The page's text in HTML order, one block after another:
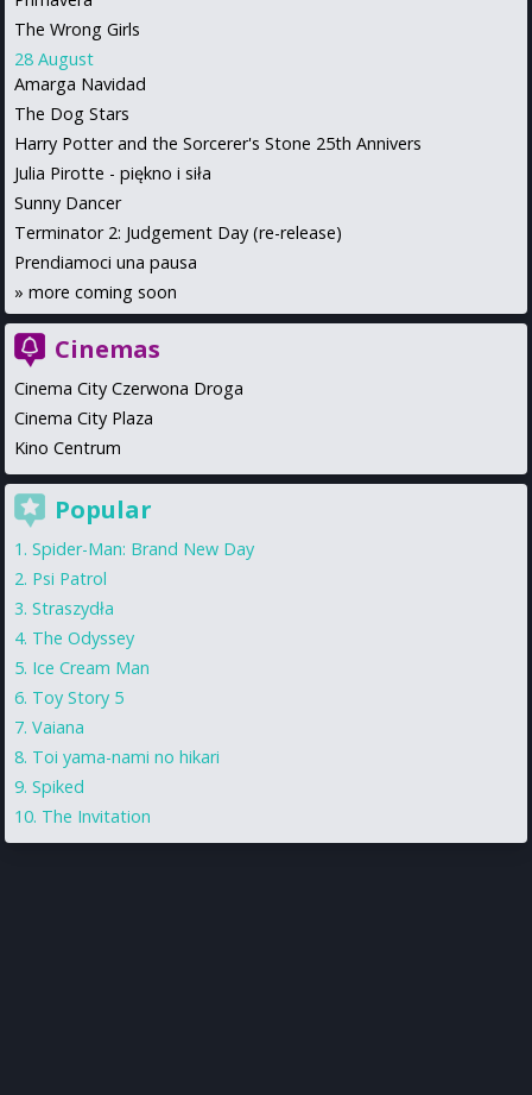
The Wrong Girls
28 August
Amarga Navidad
The Dog Stars
Harry Potter and the Sorcerer's Stone 25th Annivers
Julia Pirotte - piękno i siła
Sunny Dancer
Terminator 2: Judgement Day (re-release)
Prendiamoci una pausa
» more coming soon
Cinemas
Cinema City Czerwona Droga
Cinema City Plaza
Kino Centrum
Popular
Spider-Man: Brand New Day
Psi Patrol
Straszydła
The Odyssey
Ice Cream Man
Toy Story 5
Vaiana
Toi yama-nami no hikari
Spiked
The Invitation